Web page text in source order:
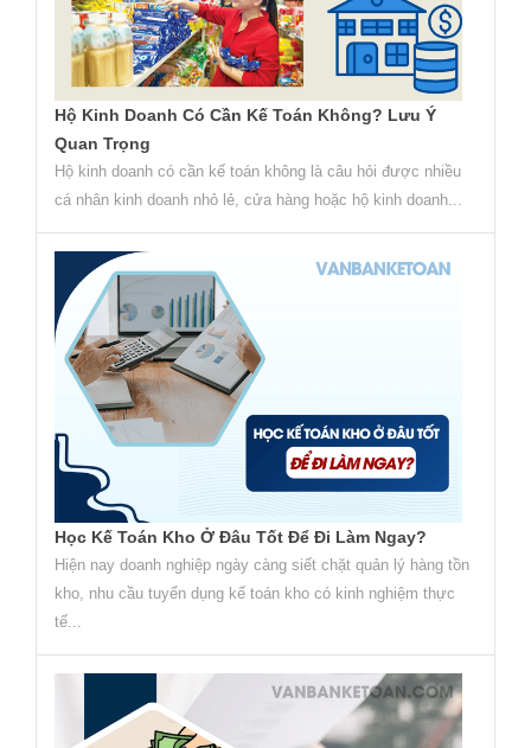
Hộ Kinh Doanh Có Cần Kế Toán Không? Lưu Ý
Quan Trọng
Hộ kinh doanh có cần kế toán không là câu hỏi được nhiều
cá nhân kinh doanh nhỏ lẻ, cửa hàng hoặc hộ kinh doanh...
Học Kế Toán Kho Ở Đâu Tốt Để Đi Làm Ngay?
Hiện nay doanh nghiệp ngày càng siết chặt quản lý hàng tồn
kho, nhu cầu tuyển dụng kế toán kho có kinh nghiệm thực
tế...